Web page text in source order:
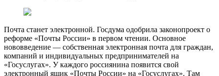
Почта станет электронной. Госдума одобрила законопроект о
реформе «Почты России» в первом чтении. Основное
нововведение — собственная электронная почта для граждан,
компаний и индивидуальных предпринимателей на
«Госуслугах». У каждого россиянина появится свой
электронный ящик «Почты России» на «Госуслугах». Там